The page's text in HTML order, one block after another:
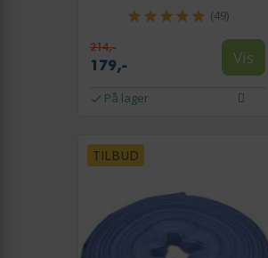
(49)
214,-
179,- Vis
På lager
TILBUD